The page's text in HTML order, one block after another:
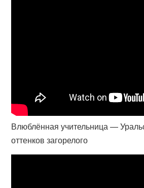
Влюблённая учительница —
оттенков загорелого